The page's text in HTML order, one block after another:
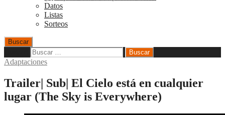
Datos
Listas
Sorteos
Buscar
Adaptaciones
Trailer| Sub| El Cielo está en cualquier
lugar (The Sky is Everywhere)